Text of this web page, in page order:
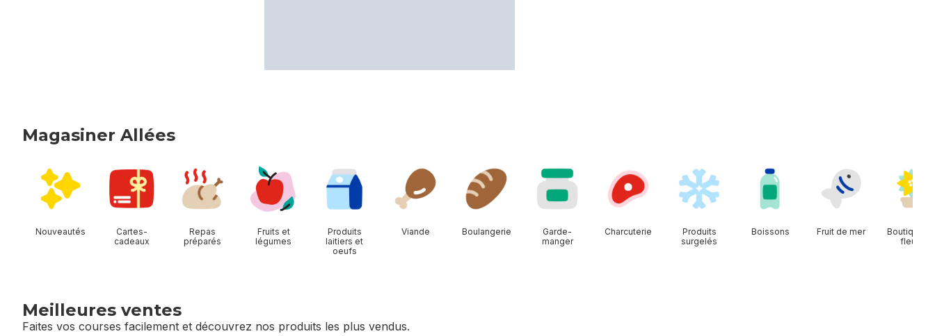
Magasiner Allées
Nouveautés
Cartes-
cadeaux
Repas
préparés
Fruits et
légumes
Produits
laitiers et
oeufs
Viande Boulangerie
Garde-
manger
Charcuterie
Produits
surgelés
Boissons Fruit de mer
Boutique
fleurs
Meilleures ventes
Faites vos courses facilement et découvrez nos produits les plus vendus.